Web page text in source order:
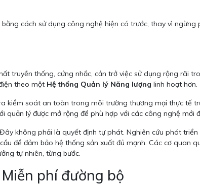
cách sử dụng công nghệ hiện có trước, thay vì
truyền thống, cứng nhắc, cản trở việc sử dụng rộng rãi
theo một Hệ thống Quản lý Năng lượng linh hoạt hơn.
kiểm soát an toàn trong môi trường thương mại thực tế
lý được mở rộng để phù hợp với các công nghệ mới
Đây không phải là quyết định tự phát. Nghiên cứu phát
để đảm bảo hệ thống sản xuất đủ mạnh. Các cơ quan
tự nhiên, từng bước.
phí đường bộ